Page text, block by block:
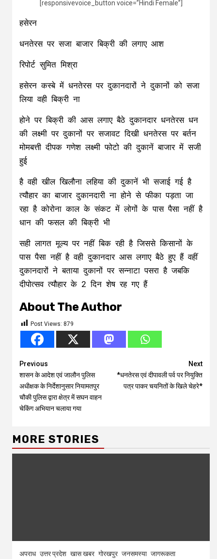
[responsivevoice_button voice=”Hindi Female”]
हसेरन
धनतेरस पर सजा बाजार बिक्री की लगाए आश
रिपोर्ट सुमित मिश्रा
हसेरन कस्बे में धनतेरस पर दुकानदारों ने दुकानों को सजा
लिया वही बिक्री ना
होने पर बिक्री की आस लगाए बैठे दुकानदार धनतेरस धन
की लक्ष्मी पर दुकानों पर सजावट दिखी धनतेरस पर बर्तन
मोमबत्ती दीपक गणेश लक्ष्मी फोटो की दुकानें बाजार में सजी
हुई
है वही खील खिलौना लहिया की दुकानें भी सजाई गई है
त्यौहार का बाजार दुकानदारी ना होने से फीका पड़ता जा
रहा है कोरोना काल के संकट में लोगों के पास पैसा नहीं है
धान की फसल की बिक्री भी
सही लागत मूल्य पर नहीं बिक रही है जिससे किसानों के
पास पैसा नहीं है वही दुकानदार आस लगाए बैठे हुए हैं वहीं
दुकानदारों ने बताया दुकानों पर सन्नाटा पसरा है जबकि
दीपोत्सव त्यौहार के 2 दिन शेष रह गए हैं
About The Author
Post Views: 879
Continue
Reading
Previous
शासन के आदेश एवं जालौन पुलिस
अधीक्षक के निर्देशानुसार नियामतपुर
चौकी पुलिस द्वारा क्षेत्र में सघन वाहन
चेकिंग अभियान चलाया गया
Next
*धनतेरस एवं दीपावली पर्व पर नियुक्ति
पत्र पाकर चयनितों के खिले चेहरे*
MORE STORIES
अपराध उत्तर प्रदेश खास खबर गोरखपुर जनसमस्या जागरूकता